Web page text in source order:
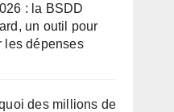
: la BSDD
un outil pour
les dépenses
des millions de